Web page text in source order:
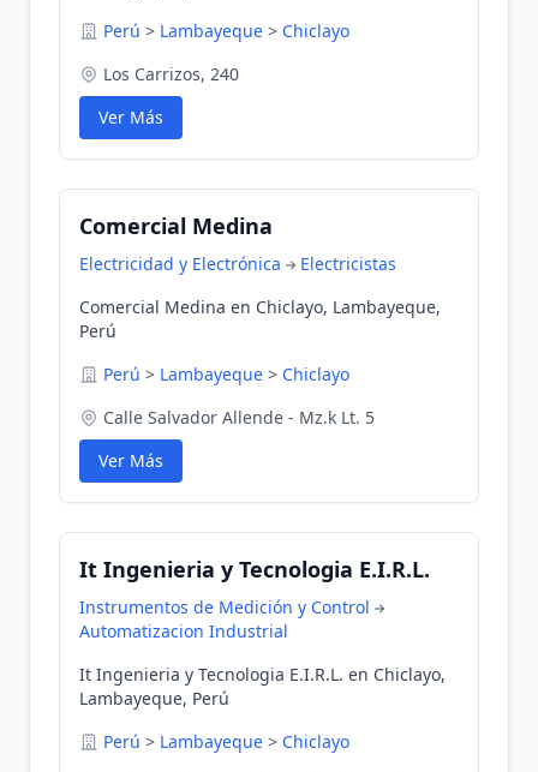
Perú > Lambayeque > Chiclayo
Los Carrizos, 240
Ver Más
Comercial Medina
Electricidad y Electrónica
Electricistas
Comercial Medina en Chiclayo, Lambayeque,
Perú
Perú > Lambayeque > Chiclayo
Calle Salvador Allende - Mz.k Lt. 5
Ver Más
It Ingenieria y Tecnologia E.I.R.L.
Instrumentos de Medición y Control
Automatizacion Industrial
It Ingenieria y Tecnologia E.I.R.L. en Chiclayo,
Lambayeque, Perú
Perú > Lambayeque > Chiclayo